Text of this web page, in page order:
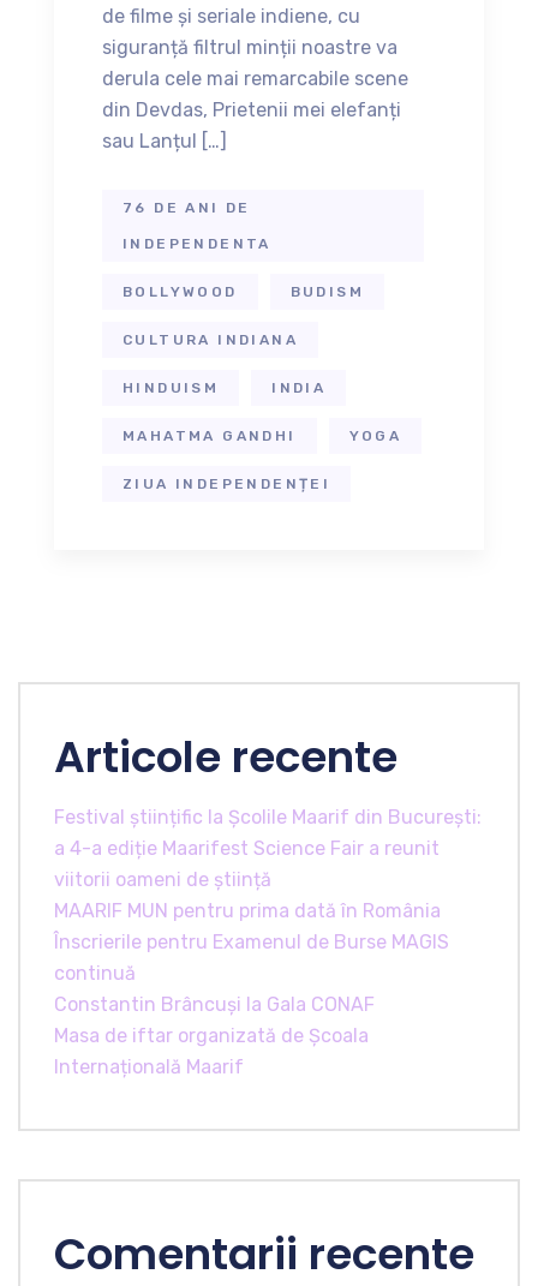
de filme și seriale indiene, cu
siguranță filtrul minții noastre va
derula cele mai remarcabile scene
din Devdas, Prietenii mei elefanți
sau Lanțul […]
76 DE ANI DE
INDEPENDENTA
BOLLYWOOD BUDISM
CULTURA INDIANA
HINDUISM INDIA
MAHATMA GANDHI YOGA
ZIUA INDEPENDENȚEI
Articole recente
Festival științific la Școlile Maarif din București:
a 4-a ediție Maarifest Science Fair a reunit
viitorii oameni de știință
MAARIF MUN pentru prima dată în România
Înscrierile pentru Examenul de Burse MAGIS
continuă
Constantin Brâncuși la Gala CONAF
Masa de iftar organizată de Școala
Internațională Maarif
Comentarii recente